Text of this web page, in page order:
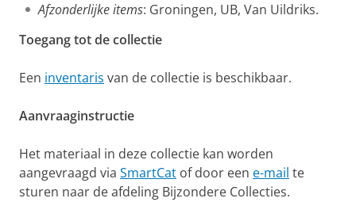
Afzonderlijke items: Groningen, UB, Van Uildriks.
Toegang tot de collectie
Een inventaris van de collectie is beschikbaar.
Aanvraaginstructie
Het materiaal in deze collectie kan worden
aangevraagd via SmartCat of door een e-mail te
sturen naar de afdeling Bijzondere Collecties.